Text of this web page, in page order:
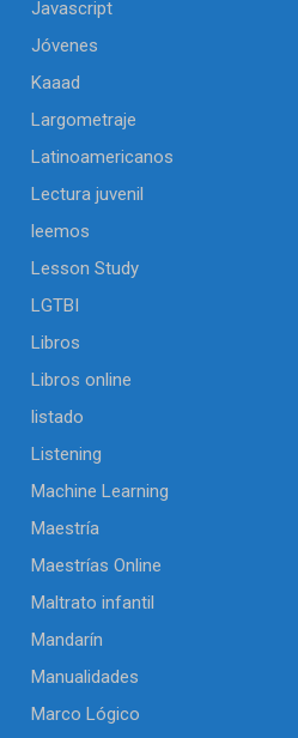
Javascript
Jóvenes
Kaaad
Largometraje
Latinoamericanos
Lectura juvenil
leemos
Lesson Study
LGTBI
Libros
Libros online
listado
Listening
Machine Learning
Maestría
Maestrías Online
Maltrato infantil
Mandarín
Manualidades
Marco Lógico